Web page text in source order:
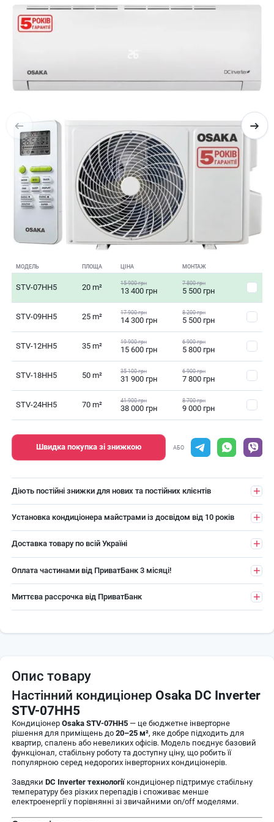
МОДЕЛЬ ПЛОЩА ЦІНА МОНТАЖ
STV-07HH5 20 m² 15 900 грн
13 400 грн
7 800 грн
5 500 грн
STV-09HH5 25 m² 17 900 грн
14 300 грн
8 200 грн
5 500 грн
STV-12HH5 35 m² 19 900 грн
15 600 грн
6 900 грн
5 800 грн
STV-18HH5 50 m² 35 100 грн
31 900 грн
6 900 грн
7 800 грн
STV-24HH5 70 m² 41 900 грн
38 000 грн
8 700 грн
9 000 грн
Швидка покупка зі знижкою АБО
Діють постійні знижки для нових та постійних клієнтів
Установка кондиціонера майстрами із досвідом від 10 років
Доставка товару по всій Україні
Оплата частинами від ПриватБанк 3 місяці!
Миттєва рассрочка від ПриватБанк
Опис товару
Настінний кондиціонер Osaka DC Inverter
STV-07HH5
Кондиціонер Osaka STV-07HH5— це бюджетне інверторне
рішення для приміщень до 20–25 м², яке добре підходить для
квартир, спалень або невеликих офісів. Модель поєднує базовий
функціонал, стабільну роботу та доступну ціну, що робить її
популярною серед недорогих інверторних кондиціонерів.
Завдяки DC Inverter технологіїкондиціонер підтримує стабільну
температуру без різких перепадів і споживає менше
електроенергії у порівнянні зі звичайними on/off моделями.